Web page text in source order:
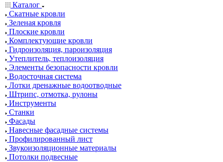
Каталог
Скатные кровли
Зеленая кровля
Плоские кровли
Комплектующие кровли
Гидроизоляция, пароизоляция
Утеплитель, теплоизоляция
Элементы безопасности кровли
Водосточная система
Лотки дренажные водоотводные
Штрипс, отмотка, рулоны
Инструменты
Станки
Фасады
Навесные фасадные системы
Профилированный лист
Звукоизоляционные материалы
Потолки подвесные